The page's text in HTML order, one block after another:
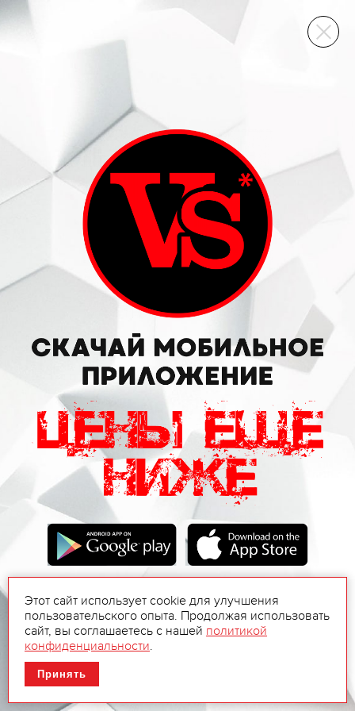
ВИННЫЙ СКЛАД
Этот сайт использует cookie для улучшения
пользовательского опыта. Продолжая использовать
сайт, вы соглашаетесь с нашей политикой
конфиденциальности.
Принять